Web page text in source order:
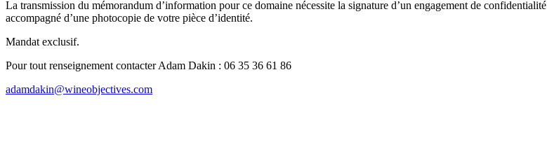
La transmission du mémorandum d’information pour ce domaine nécessite la signature d’un engagement de confidentialité
accompagné d’une photocopie de votre pièce d’identité.
Mandat exclusif.
Pour tout renseignement contacter Adam Dakin : 06 35 36 61 86
adamdakin@wineobjectives.com